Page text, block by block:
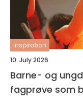
inspiration
10. July 2026
Barne- og
fagprøve som